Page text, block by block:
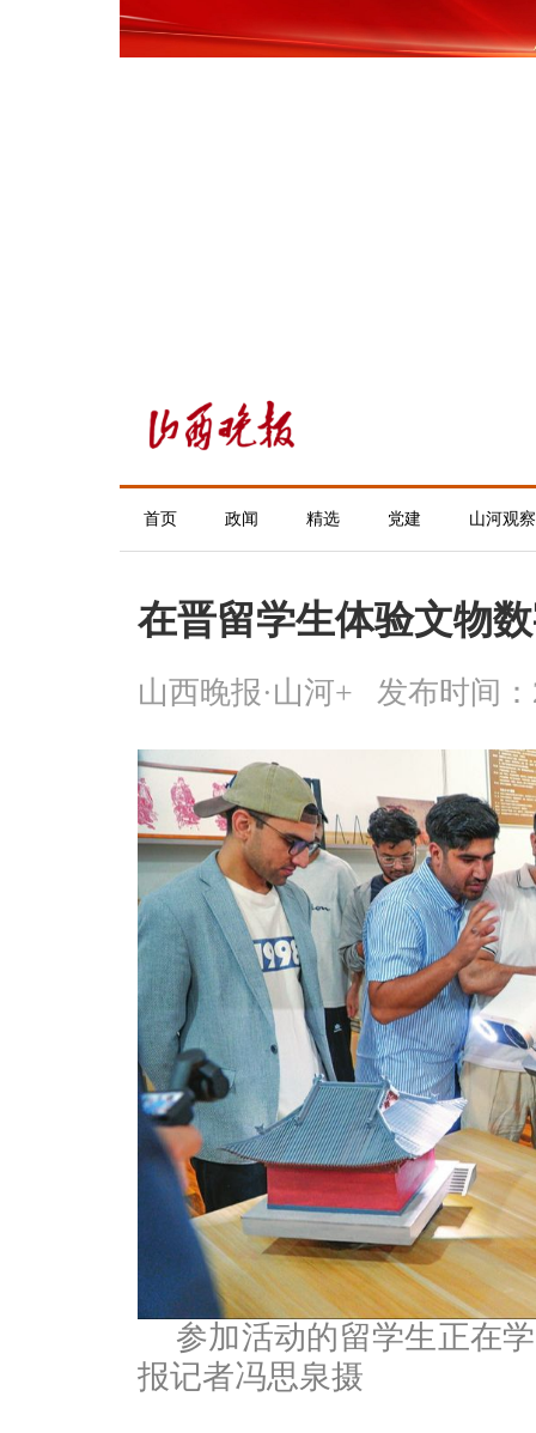
首页 政闻 精选 党建 山河观察
在晋留学生体验文物
山西晚报·山河+ 发布时间：
参加活动的留学生正在
报记者冯思泉摄